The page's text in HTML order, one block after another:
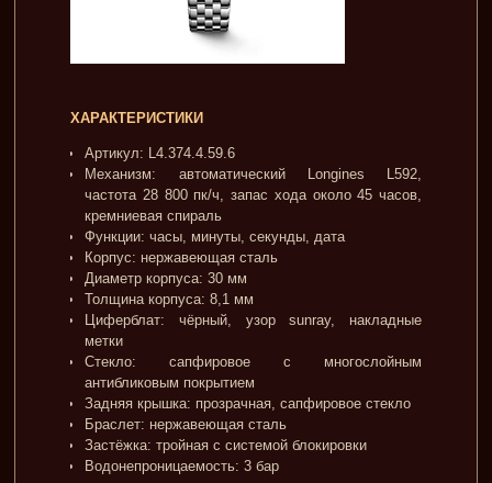
ХАРАКТЕРИСТИКИ
Артикул: L4.374.4.59.6
Механизм: автоматический Longines L592,
частота 28 800 пк/ч, запас хода около 45 часов,
кремниевая спираль
Функции: часы, минуты, секунды, дата
Корпус: нержавеющая сталь
Диаметр корпуса: 30 мм
Толщина корпуса: 8,1 мм
Циферблат: чёрный, узор sunray, накладные
метки
Стекло: сапфировое с многослойным
антибликовым покрытием
Задняя крышка: прозрачная, сапфировое стекло
Браслет: нержавеющая сталь
Застёжка: тройная с системой блокировки
Водонепроницаемость: 3 бар